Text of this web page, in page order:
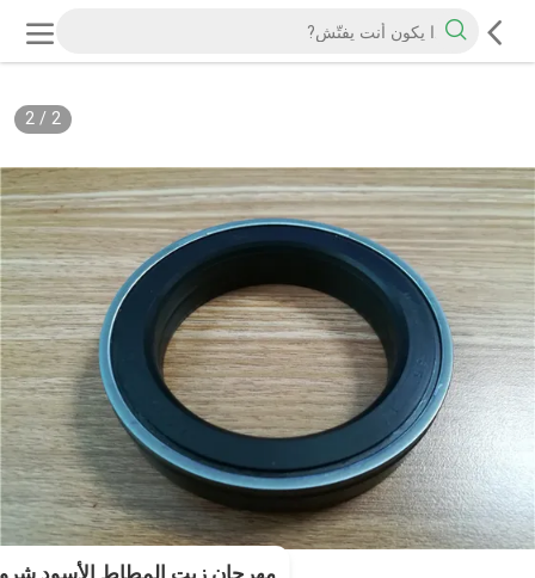
2
/
2